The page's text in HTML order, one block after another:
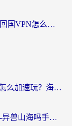
马来西亚留学生回国VPN怎么选？3个避坑点+1款实测好用的加速器推荐
Sky光·遇在国外怎么加速玩？海外党亲测有效的国服游戏加速指南
在欧洲能玩天下-异兽山海吗手游？海外玩家的加速器生存指南